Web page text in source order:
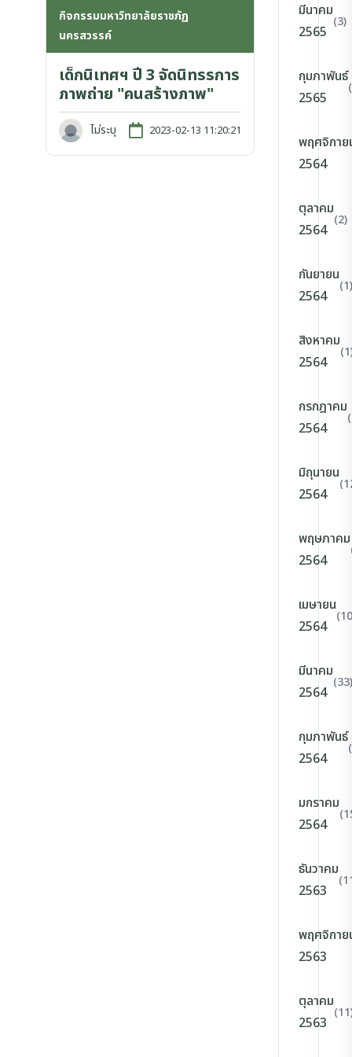
กิจกรรมมหาวิทยาลัยราชภัฏ
นครสวรรค์
เด็กนิเทศฯ ปี 3 จัดนิทรรการ
ภาพถ่าย "คนสร้างภาพ"
ไม่ระบุ 2023-02-13 11:20:21
มีนาคม
2565
(3)
กุมภาพันธ์
2565
พฤศจิกาย
2564
ตุลาคม
2564
(2)
กันยายน
2564
(1)
สิงหาคม
2564
กรกฎาคม
2564
มิถุนายน
2564
พฤษภาคม
2564
เมษายน
2564
มีนาคม
2564
(33)
กุมภาพันธ์
2564
มกราคม
2564
ธันวาคม
2563
พฤศจิกาย
2563
ตุลาคม
2563